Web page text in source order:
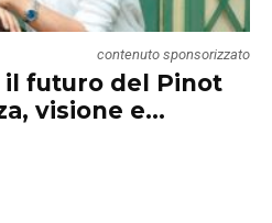
contenuto sponsorizzato
il futuro del Pinot
visione e...